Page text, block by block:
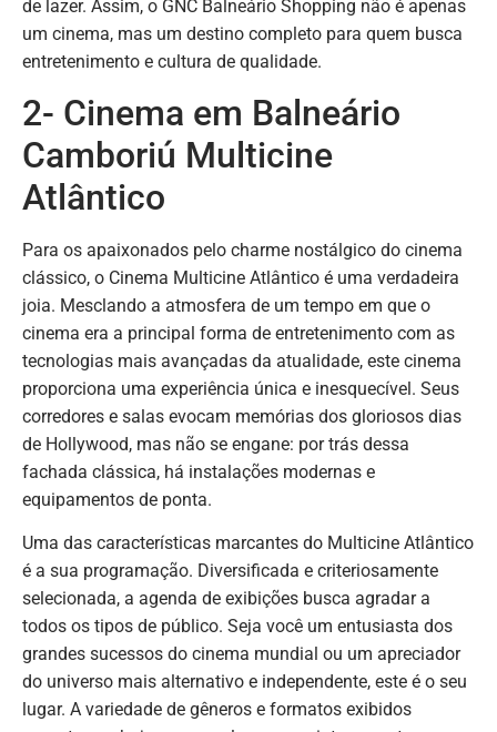
de lazer. Assim, o GNC Balneário Shopping não é apenas
um cinema, mas um destino completo para quem busca
entretenimento e cultura de qualidade.
2- Cinema em Balneário
Camboriú Multicine
Atlântico
Para os apaixonados pelo charme nostálgico do cinema
clássico, o Cinema Multicine Atlântico é uma verdadeira
joia. Mesclando a atmosfera de um tempo em que o
cinema era a principal forma de entretenimento com as
tecnologias mais avançadas da atualidade, este cinema
proporciona uma experiência única e inesquecível. Seus
corredores e salas evocam memórias dos gloriosos dias
de Hollywood, mas não se engane: por trás dessa
fachada clássica, há instalações modernas e
equipamentos de ponta.
Uma das características marcantes do Multicine Atlântico
é a sua programação. Diversificada e criteriosamente
selecionada, a agenda de exibições busca agradar a
todos os tipos de público. Seja você um entusiasta dos
grandes sucessos do cinema mundial ou um apreciador
do universo mais alternativo e independente, este é o seu
lugar. A variedade de gêneros e formatos exibidos